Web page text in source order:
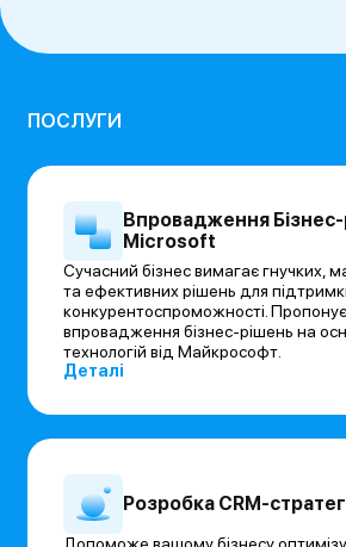
ПОСЛУГИ
Впровадження Бізнес-
Microsoft
Сучасний бізнес вимагає гнучких,
та ефективних рішень для
конкурентоспроможності.
впровадження бізнес-рішень на
технологій від Майкрософт.
Деталі
Розробка CRM-